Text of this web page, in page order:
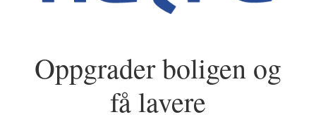
Oppgrader boligen og
få lavere